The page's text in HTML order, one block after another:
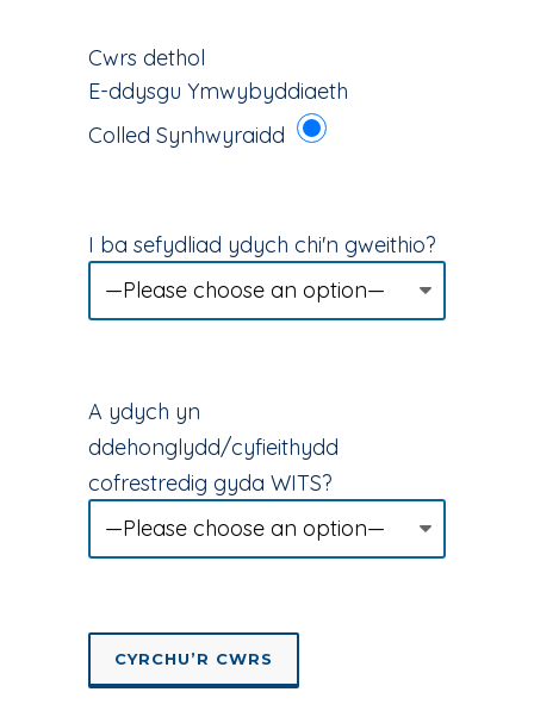
Cwrs dethol
E-ddysgu Ymwybyddiaeth
Colled Synhwyraidd
I ba sefydliad ydych chi'n gweithio?
A ydych yn
ddehonglydd/cyfieithydd
cofrestredig gyda WITS?